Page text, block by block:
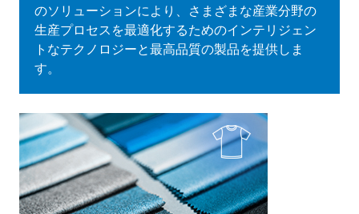
のソリューションにより、さまざまな産業分野の
生産プロセスを最適化するためのインテリジェン
トなテクノロジーと最高品質の製品を提供しま
す。